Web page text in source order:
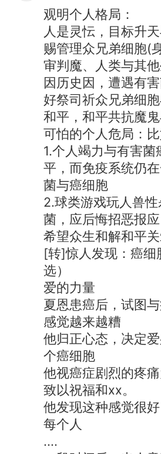
观明个人格局：
人是灵忶，目标升
赐管理众兄弟细胞(
审判魔、人类与其
因历史因，遭遇有
好祭司祈众兄弟细
和平，和平共抗魔
可怕的个人危局：
1.个人竭力与有害菌
平，而免疫系统仍
菌与癌细胞
2.球类游戏玩人兽
菌，应后悔招恶报
希望众生和解和平
[转]惊人发现：癌细
选）
爱的力量
夏恩患癌后，试图
感觉越来越糟
他归正心态，决定
个癌细胞
他视癌症剧烈的疼痛
致以祝福和xx。
他发现这种感觉很
每个人
....